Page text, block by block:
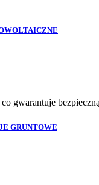
GRUNTOWE
gwarantuje